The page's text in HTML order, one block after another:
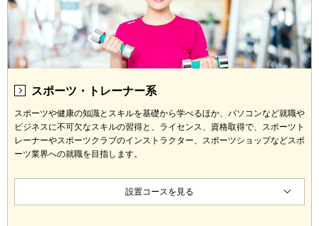
スポーツ・トレーナー系
スポーツや健康の知識とスキルを基礎から学べるほか、パソコンなど就職や
ビジネスに不可欠なスキルの習得と、ライセンス、資格取得で、スポーツト
レーナーやスポーツクラブのインストラクター、スポーツショップなどスポ
ーツ業界への就職を目指します。
設置コースを見る